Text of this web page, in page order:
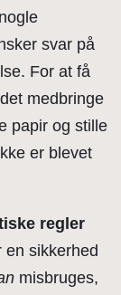
svar på
For at få
medbringe
papir og stille
er blevet
regler
en sikkerhed
misbruges,